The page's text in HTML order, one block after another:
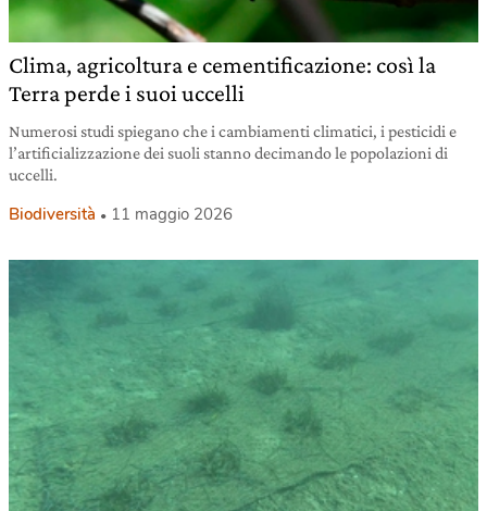
Clima, agricoltura e cementificazione: così la
Terra perde i suoi uccelli
Numerosi studi spiegano che i cambiamenti climatici, i pesticidi e
l’artificializzazione dei suoli stanno decimando le popolazioni di
uccelli.
Biodiversità 11 maggio 2026